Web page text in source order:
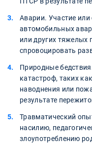
Аварии. Участие или
автомобильных
или других тяжелых
спровоцировать
Природные
катастроф, таких
наводнения или
результате
Травматический
насилию,
злоупотреблению